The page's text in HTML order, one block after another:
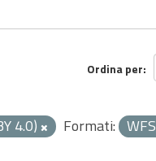
Ordina per
4.0)
Formati: WFS